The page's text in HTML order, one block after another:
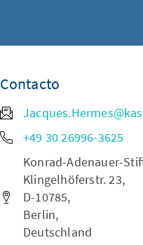
Contacto
+49 30 26996-3625
Konrad-Adenauer-
Klingelhöferstr. 23,
D-10785,
Berlin,
Deutschland